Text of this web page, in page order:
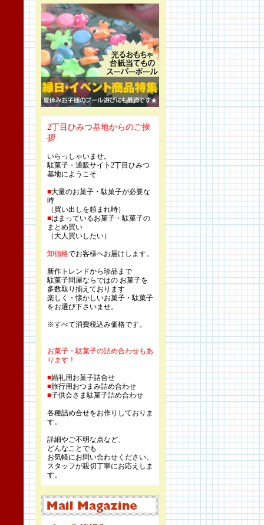
2丁目ひみつ基地からのご挨
拶
いらっしゃいませ。
駄菓子・通販サイト2丁目ひみつ
基地にようこそ
■大量のお菓子・駄菓子が必要な
時
（買い出しを頼まれ時）
■はまっているお菓子・駄菓子の
まとめ買い
（大人買いしたい）
卸価格でお客様へお届けします。
新作トレンドから珍品まで
駄菓子問屋ならではの お菓子を
多数取り揃えております
楽しく・懐かしいお菓子・駄菓子
をお選び下さいませ。
※すべて消費税込み価格です。
お菓子・駄菓子の詰め合わせもあ
ります！
■婚礼用お菓子詰合せ
■旅行用おつまみ詰め合わせ
■子供会さま駄菓子詰め合わせ
各種詰め合せをお作りしておりま
す。
詳細やご不明な点など、
どんなことでも
お気軽にお問い合わせください。
スタッフが親切丁寧にお応えしま
す。